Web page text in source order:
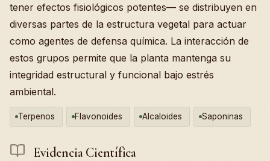
tener efectos fisiológicos potentes— se distribuyen en
diversas partes de la estructura vegetal para actuar
como agentes de defensa química. La interacción de
estos grupos permite que la planta mantenga su
integridad estructural y funcional bajo estrés
ambiental.
Terpenos Flavonoides Alcaloides Saponinas
Evidencia Científica